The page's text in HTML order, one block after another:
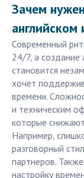
Зачем
Современный
24/7, а создание
становится
хочет
времени.
и техническим
которые
Например,
разговорный
партнеров.
настройку